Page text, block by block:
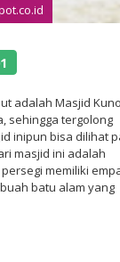
adalah Masjid
sehingga tergolong
inipun bisa dilihat
masjid ini adalah
memiliki
batu alam yang